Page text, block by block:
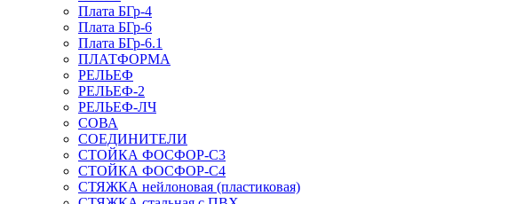
Плата БГр-4
Плата БГр-6
Плата БГр-6.1
ПЛАТФОРМА
РЕЛЬЕФ
РЕЛЬЕФ-2
РЕЛЬЕФ-ЛЧ
СОВА
СОЕДИНИТЕЛИ
СТОЙКА ФОСФОР-С3
СТОЙКА ФОСФОР-С4
СТЯЖКА нейлоновая (пластиковая)